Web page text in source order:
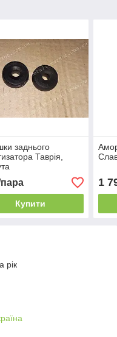
заднього
Таврія,
Купити
1
рік